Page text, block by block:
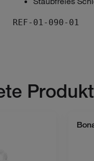
REF-01-090-01